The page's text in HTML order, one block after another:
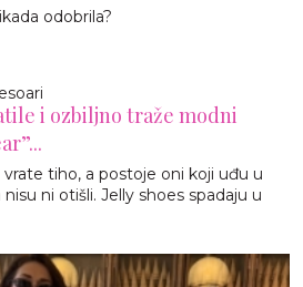
odobrila?
i ozbiljno traže modni
tiho, a postoje oni koji uđu u
ni otišli. Jelly shoes spadaju u